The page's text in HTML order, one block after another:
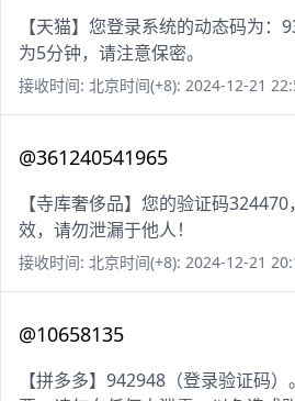
【天猫】您登录系统的动态码为：
为5分钟，请注意保密。
接收时间: 北京时间(+8): 2024-12-21
@361240541965
【寺库奢侈品】您的验证码
效，请勿泄漏于他人！
接收时间: 北京时间(+8): 2024-12-21
@10658135
【拼多多】942948（登录验证码